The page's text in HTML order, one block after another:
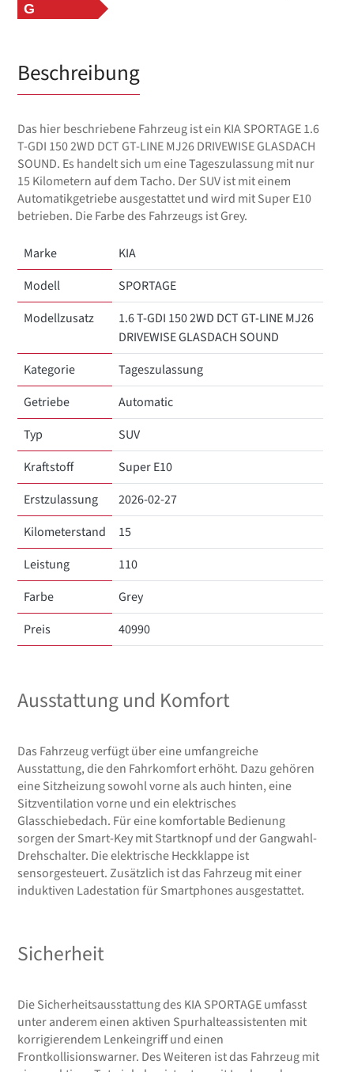
G
Beschreibung
Das hier beschriebene Fahrzeug ist ein KIA SPORTAGE 1.6
T-GDI 150 2WD DCT GT-LINE MJ26 DRIVEWISE GLASDACH
SOUND. Es handelt sich um eine Tageszulassung mit nur
15 Kilometern auf dem Tacho. Der SUV ist mit einem
Automatikgetriebe ausgestattet und wird mit Super E10
betrieben. Die Farbe des Fahrzeugs ist Grey.
Marke
KIA
Modell
SPORTAGE
Modellzusatz
1.6 T-GDI 150 2WD DCT GT-LINE MJ26
DRIVEWISE GLASDACH SOUND
Kategorie
Tageszulassung
Getriebe
Automatic
Typ
SUV
Kraftstoff
Super E10
Erstzulassung
2026-02-27
Kilometerstand
15
Leistung
110
Farbe
Grey
Preis
40990
Ausstattung und Komfort
Das Fahrzeug verfügt über eine umfangreiche
Ausstattung, die den Fahrkomfort erhöht. Dazu gehören
eine Sitzheizung sowohl vorne als auch hinten, eine
Sitzventilation vorne und ein elektrisches
Glasschiebedach. Für eine komfortable Bedienung
sorgen der Smart-Key mit Startknopf und der Gangwahl-
Drehschalter. Die elektrische Heckklappe ist
sensorgesteuert. Zusätzlich ist das Fahrzeug mit einer
induktiven Ladestation für Smartphones ausgestattet.
Sicherheit
Die Sicherheitsausstattung des KIA SPORTAGE umfasst
unter anderem einen aktiven Spurhalteassistenten mit
korrigierendem Lenkeingriff und einen
Frontkollisionswarner. Des Weiteren ist das Fahrzeug mit